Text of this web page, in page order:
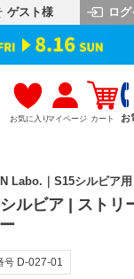
ゲスト様 ロ
お気に入りマイページ カート お
Labo.｜S15シルビア用
ルビア | ストリ
号 D-027-01